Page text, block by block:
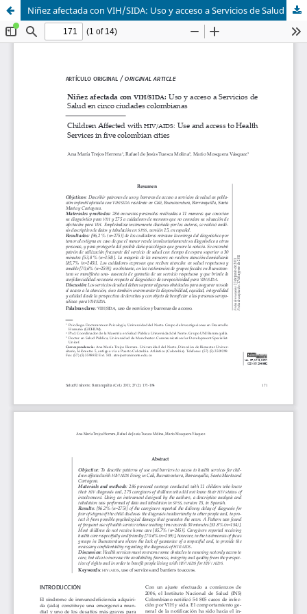
Niñez afectada con VIH/SIDA: Uso y acceso a Servicios de Salud en cinco ciudades colombianas